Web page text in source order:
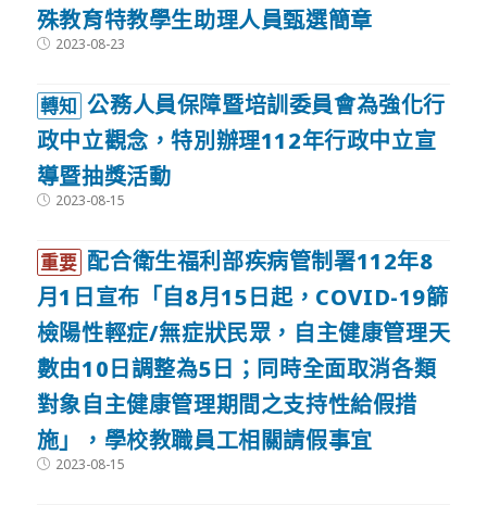
殊教育特教學生助理人員甄選簡章
Post2023-08-23
轉知 公務人員保障暨培訓委員會為強化行
政中立觀念，特別辦理112年行政中立宣
導暨抽獎活動
Post2023-08-15
重要 配合衛生福利部疾病管制署112年8
月1日宣布「自8月15日起，COVID-19篩
檢陽性輕症/無症狀民眾，自主健康管理天
數由10日調整為5日；同時全面取消各類
對象自主健康管理期間之支持性給假措
施」，學校教職員工相關請假事宜
Post2023-08-15